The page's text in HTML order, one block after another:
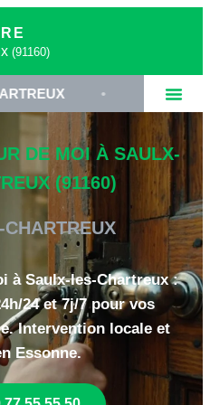
(91160)
• SERRURIER
DE MOI À SAULX-
(91160)
à Saulx-les-Chartreux :
24 et 7j/7 pour vos
Intervention locale et
Essonne.